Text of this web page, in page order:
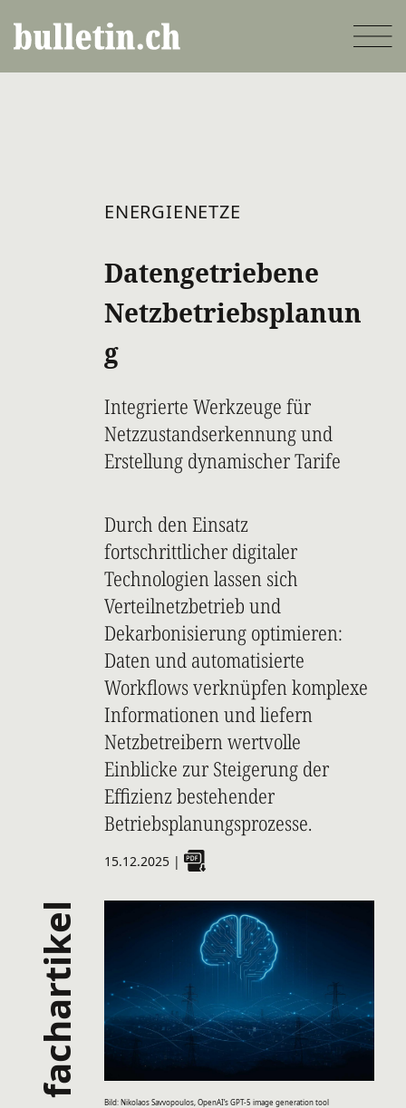
zum
Inhalt
fachartikel
ENERGIENETZE
Datengetriebene
Netzbetriebsplanun
g
Integrierte Werkzeuge für
Netzzustandserkennung und
Erstellung dynamischer Tarife
Durch den Einsatz
fortschrittlicher digitaler
Technologien lassen sich
Verteilnetzbetrieb und
Dekarbonisierung optimieren:
Daten und automatisierte
Workflows verknüpfen komplexe
Informationen und liefern
Netzbetreibern wertvolle
Einblicke zur Steigerung der
Effizienz bestehender
Betriebsplanungsprozesse.
15.12.2025 |
Bild: Nikolaos Savvopoulos, OpenAI’s GPT-5 image generation tool